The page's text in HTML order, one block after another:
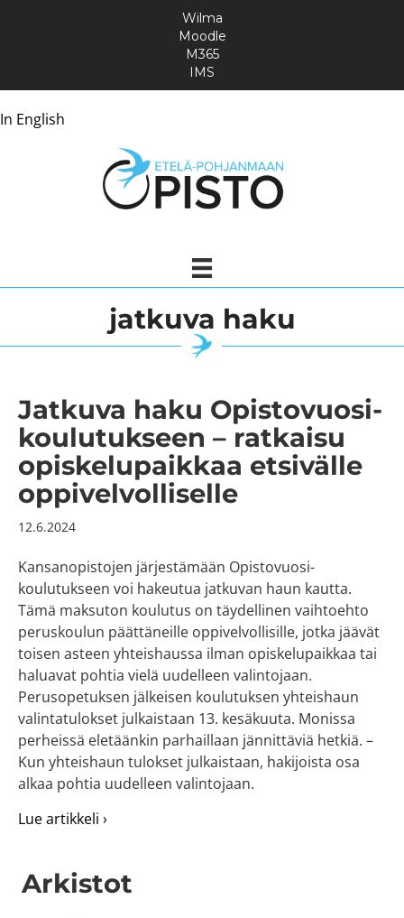
In English
Wilma
Moodle
M365
IMS
jatkuva haku
Arkistot
Jatkuva haku Opistovuosi-
koulutukseen – ratkaisu
opiskelupaikkaa etsivälle
oppivelvolliselle
12.6.2024
Kansanopistojen järjestämään Opistovuosi-
koulutukseen voi hakeutua jatkuvan haun kautta.
Tämä maksuton koulutus on täydellinen vaihtoehto
peruskoulun päättäneille oppivelvollisille, jotka jäävät
toisen asteen yhteishaussa ilman opiskelupaikkaa tai
haluavat pohtia vielä uudelleen valintojaan.
Perusopetuksen jälkeisen koulutuksen yhteishaun
valintatulokset julkaistaan 13. kesäkuuta. Monissa
perheissä eletäänkin parhaillaan jännittäviä hetkiä. –
Kun yhteishaun tulokset julkaistaan, hakijoista osa
alkaa pohtia uudelleen valintojaan.
Lue artikkeli ›